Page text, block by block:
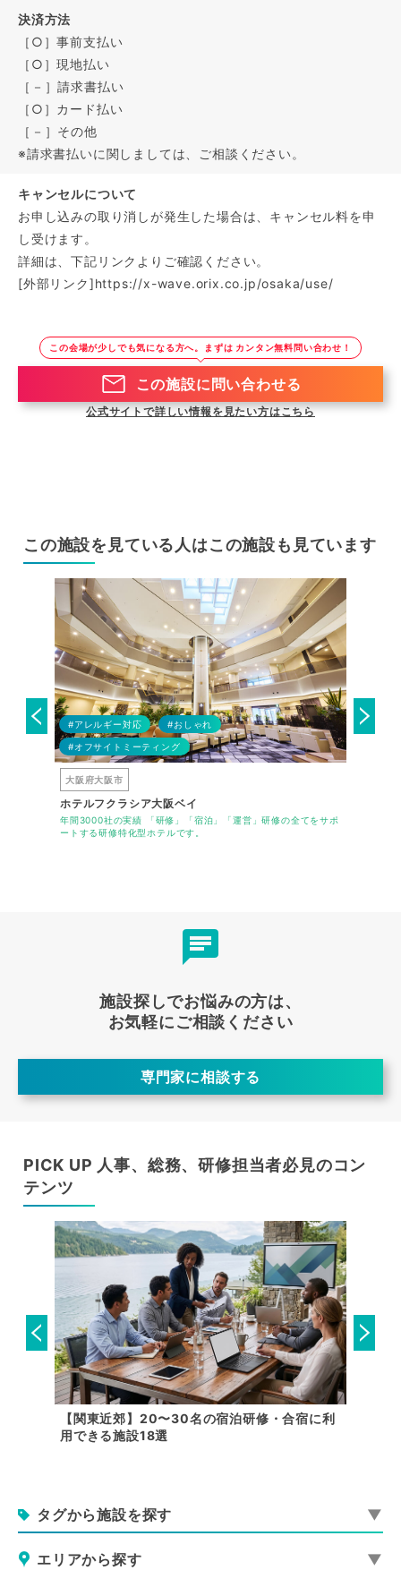
決済方法
［○］事前支払い
［○］現地払い
［－］請求書払い
［○］カード払い
［－］その他
※請求書払いに関しましては、ご相談ください。
キャンセルについて
お申し込みの取り消しが発生した場合は、キャンセル料を申
し受けます。
詳細は、下記リンクよりご確認ください。
[外部リンク]https://x-wave.orix.co.jp/osaka/use/
この会場が少しでも気になる方へ。まずは カンタン無料問い合わせ！
この施設に問い合わせる
公式サイトで詳しい情報を見たい方はこちら
この施設を見ている人はこの施設も見ています
#アレルギー対応 #おしゃれ
#オフサイトミーティング
大阪府大阪市
ホテルフクラシア大阪ベイ
年間3000社の実績 「研修」「宿泊」「運営」研修の全てをサポ
ートする研修特化型ホテルです。
#テーマ
施設探しでお悩みの方は、
お気軽にご相談ください
専門家に相談する
PICK UP 人事、総務、研修担当者必見のコン
テンツ
【関東近郊】20〜30名の宿泊研修・合宿に利
用できる施設18選
タグから施設を探す
エリアから探す